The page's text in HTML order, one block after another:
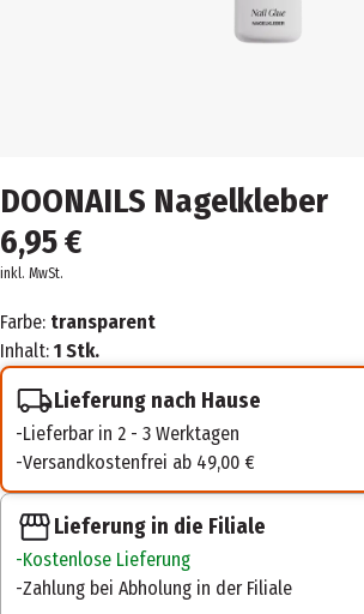
DOONAILS Nagelkleber
6,95 €
inkl. MwSt.
Farbe: transparent
Inhalt: 1 Stk.
Lieferung nach Hause
Lieferbar in 2 - 3 Werktagen
Versandkostenfrei ab 49,00 €
Lieferung in die Filiale
Kostenlose Lieferung
Zahlung bei Abholung in der Filiale